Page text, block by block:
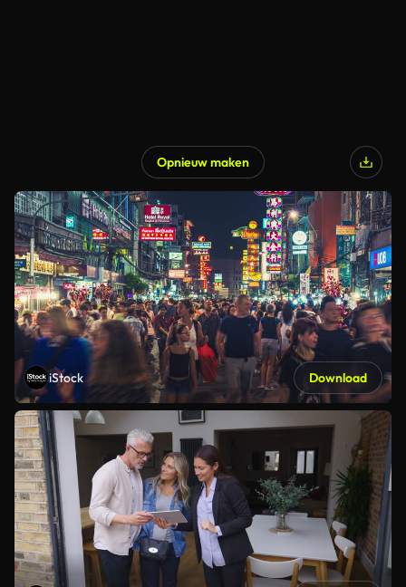
Opnieuw maken
iStock Download